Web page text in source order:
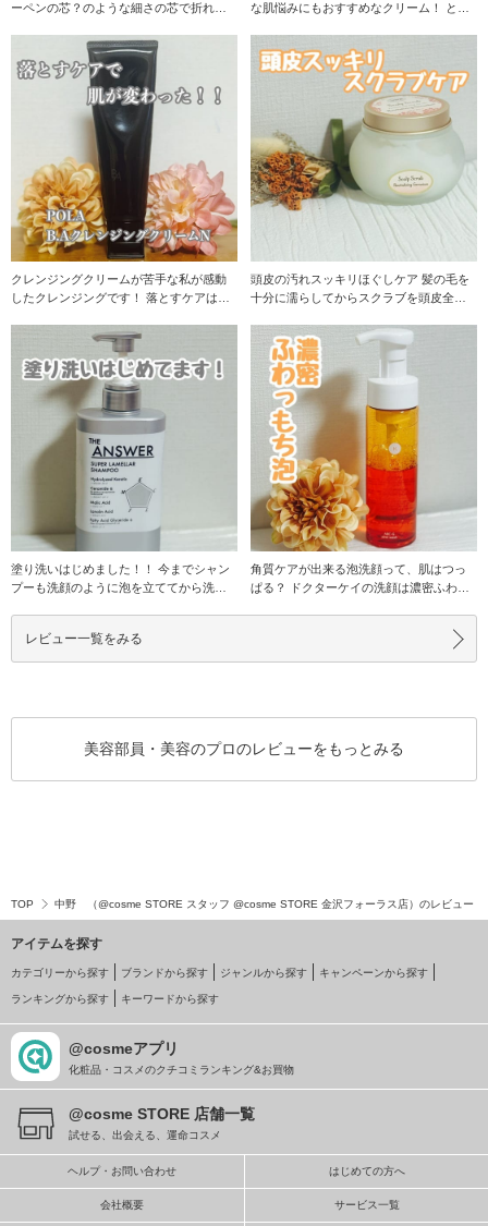
ーペンの芯？のような細さの芯で折れな
な肌悩みにもおすすめなクリーム！ とに
クレンジングクリームが苦手な私が感動
したクレンジングです！ 落とすケアはス
頭皮の汚れスッキリほぐしケア 髪の毛を
十分に濡らしてからスクラブを頭皮全体
塗り洗いはじめました！！ 今までシャン
プーも洗顔のように泡を立ててから洗っ
角質ケアが出来る泡洗顔って、肌はつっ
ぱる？ ドクターケイの洗顔は濃密ふわっ
レビュー一覧をみる
美容部員・美容のプロのレビューをもっとみる
TOP 中野 （@cosme STORE スタッフ @cosme STORE 金沢フォーラス店）のレビュー
アイテムを探す
カテゴリーから探す ブランドから探す ジャンルから探す キャンペーンから探す
ランキングから探す キーワードから探す
@cosmeアプリ
化粧品・コスメのクチコミランキング&お買物
@cosme STORE 店舗一覧
試せる、出会える、運命コスメ
ヘルプ・お問い合わせ はじめての方へ
会社概要 サービス一覧